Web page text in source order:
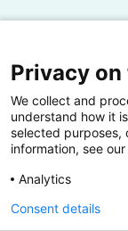
Lectoren en
Bedrijven
Hogescholen
Privacy
We collect and
understand how it
selected purposes,
information, see
Analytics
Consent details